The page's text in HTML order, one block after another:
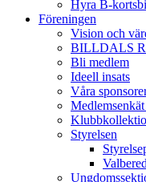
Hyra B-
Föreningen
Vision och
BILLDALS
Bli medlem
Ideell insats
Våra
Styrelsen